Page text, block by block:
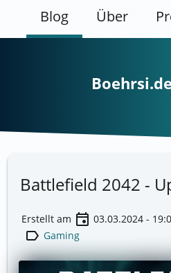
Blog Über
Battlefield 2042 -
Erstellt am event 03.03.2024 -
label Gaming